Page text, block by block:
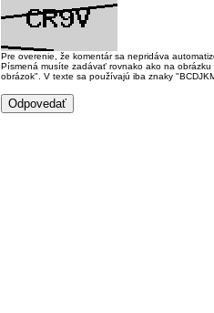
Pre overenie, že komentár sa nepridáva
Písmená musíte zadávať rovnako ako na
obrázok". V texte sa používajú iba znaky